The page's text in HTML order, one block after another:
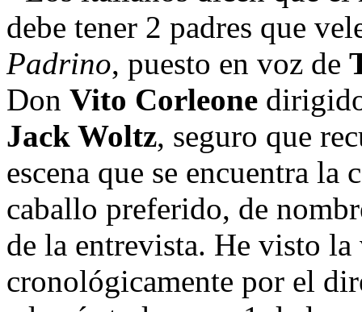
debe tener 2 padres que
Padrino, puesto en voz de
Don Vito Corleone
Jack Woltz, seguro que
escena que se encuentra la
caballo preferido, de
de la entrevista. He visto
cronológicamente por el